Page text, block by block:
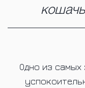
Одно из